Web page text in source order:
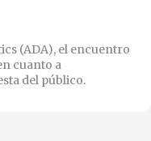
(ADA), el encuentro
cuanto a
del público.